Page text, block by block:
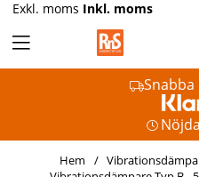
Exkl. moms Inkl. moms
Hem